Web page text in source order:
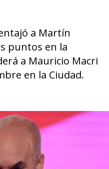
a Martín
puntos en la
a Mauricio Macri
en la Ciudad.